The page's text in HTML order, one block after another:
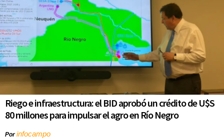
Riego e infraestructura: el BID aprobó un crédito de U$S
80 millones para impulsar el agro en Río Negro
Porinfocampo